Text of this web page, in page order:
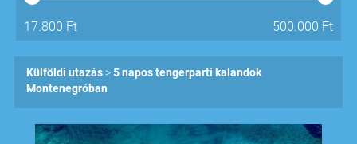
17.800 Ft 500.000 Ft
Külföldi utazás
5 napos tengerparti kalandok
Montenegróban